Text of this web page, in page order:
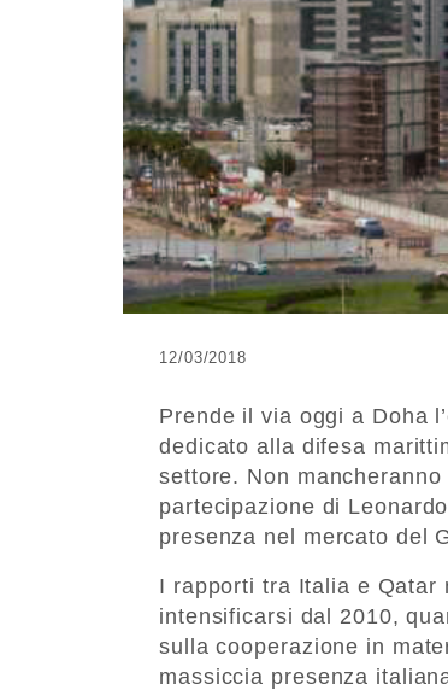
12/03/2018
Prende il via oggi a Doha
dedicato alla difesa
settore. Non
partecipazione di
presenza nel mercato del
I rapporti tra Italia e Qatar
intensificarsi dal 2010,
sulla cooperazione in
massiccia presenza